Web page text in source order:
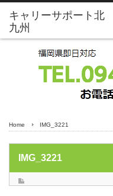
Home IMG_3221
IMG_3221